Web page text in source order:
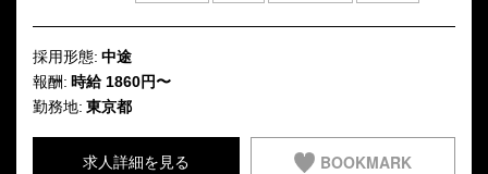
採用形態: 中途
報酬: 時給 1860円〜
勤務地: 東京都
求人詳細を見る BOOKMARK